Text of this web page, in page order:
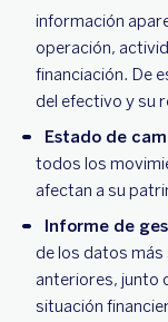
información
operación,
financiación. De
del efectivo y su
Estado de
todos los
afectan a su
Informe de
de los datos
anteriores, junto
situación